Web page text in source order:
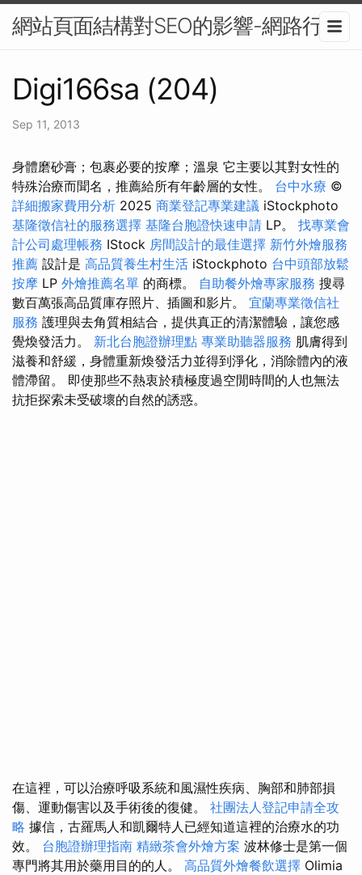
網站頁面結構對SEO的影響-網路行銷
Digi166sa (204)
Sep 11, 2013
身體磨砂膏；包裹必要的按摩；溫泉 它主要以其對女性的
特殊治療而聞名，推薦給所有年齡層的女性。 台中水療 ©
詳細搬家費用分析 2025 商業登記專業建議 iStockphoto
基隆徵信社的服務選擇 基隆台胞證快速申請 LP。 找專業會
計公司處理帳務 IStock 房間設計的最佳選擇 新竹外燴服務
推薦 設計是 高品質養生村生活 iStockphoto 台中頭部放鬆
按摩 LP 外燴推薦名單 的商標。 自助餐外燴專家服務 搜尋
數百萬張高品質庫存照片、插圖和影片。 宜蘭專業徵信社
服務 護理與去角質相結合，提供真正的清潔體驗，讓您感
覺煥發活力。 新北台胞證辦理點 專業助聽器服務 肌膚得到
滋養和舒緩，身體重新煥發活力並得到淨化，消除體內的液
體滯留。 即使那些不熱衷於積極度過空閒時間的人也無法
抗拒探索未受破壞的自然的誘惑。
在這裡，可以治療呼吸系統和風濕性疾病、胸部和肺部損
傷、運動傷害以及手術後的復健。 社團法人登記申請全攻
略 據信，古羅馬人和凱爾特人已經知道這裡的治療水的功
效。 台胞證辦理指南 精緻茶會外燴方案 波林修士是第一個
專門將其用於藥用目的的人。 高品質外燴餐飲選擇 Olimia